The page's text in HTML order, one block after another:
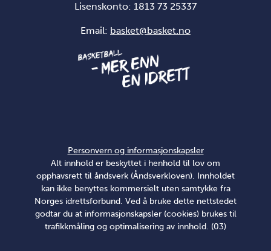
Lisenskonto: 1813 73 25337
Email: basket@basket.no
Personvern og informasjonskapsler
Alt innhold er beskyttet i henhold til lov om
opphavsrett til åndsverk (Åndsverkloven). Innholdet
kan ikke benyttes kommersielt uten samtykke fra
Norges idrettsforbund. Ved å bruke dette nettstedet
godtar du at informasjonskapsler (cookies) brukes til
trafikkmåling og optimalisering av innhold. (03)